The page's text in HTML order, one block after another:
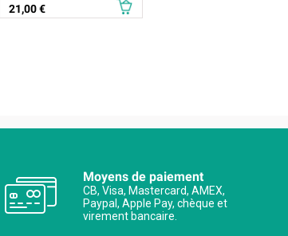
Prix
21,00 €
Moyens de paiement
CB, Visa, Mastercard, AMEX,
Paypal, Apple Pay, chèque et
virement bancaire.